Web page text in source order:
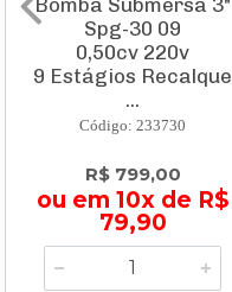
Bomba Submersa 3"
Spg-30 09
0,50cv 220v
9 Estágios Recalque
...
Código: 233730
R$ 799,00
ou em 10x de R$
79,90